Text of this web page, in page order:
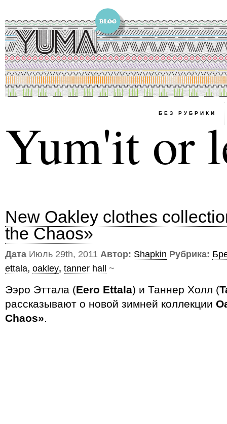
БЕЗ РУБРИКИ
Yum'it or
New Oakley clothes
the Chaos»
Дата Июль 29th, 2011 Автор: Shapkin Рубрика:
ettala, oakley, tanner hall ~
Ээро Эттала (Eero Ettala) и Таннер Холл (
рассказывают о новой зимней коллекции
Chaos».